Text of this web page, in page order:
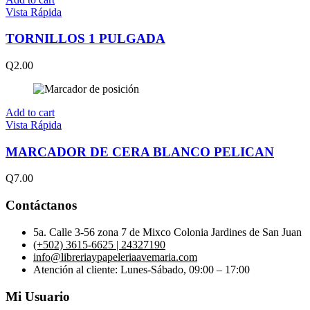
Vista Rápida
TORNILLOS 1 PULGADA
Q2.00
Add to cart
Vista Rápida
MARCADOR DE CERA BLANCO PELICAN
Q7.00
Contáctanos
5a. Calle 3-56 zona 7 de Mixco Colonia Jardines de San Juan
(+502) 3615-6625 | 24327190
info@libreriaypapeleriaavemaria.com
Atención al cliente: Lunes-Sábado, 09:00 – 17:00
Mi Usuario